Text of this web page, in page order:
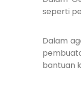
seperti
Dalam
bantuan